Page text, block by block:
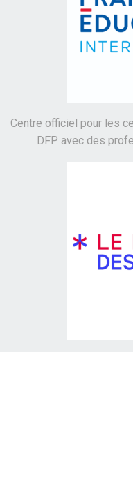
Centre officiel pour les
DFP avec des